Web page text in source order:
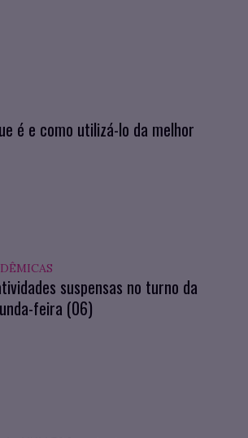
é e como utilizá-lo da melhor
suspensas no turno da
feira (06)